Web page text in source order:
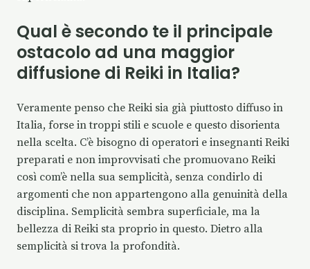
Qual è secondo te il principale
ostacolo ad una maggior
diffusione di Reiki in Italia?
Veramente penso che Reiki sia già piuttosto diffuso in
Italia, forse in troppi stili e scuole e questo disorienta
nella scelta. C’è bisogno di operatori e insegnanti Reiki
preparati e non improvvisati che promuovano Reiki
così com’è nella sua semplicità, senza condirlo di
argomenti che non appartengono alla genuinità della
disciplina. Semplicità sembra superficiale, ma la
bellezza di Reiki sta proprio in questo. Dietro alla
semplicità si trova la profondità.